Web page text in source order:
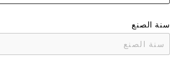
سنة الصنع
سنة الصنع